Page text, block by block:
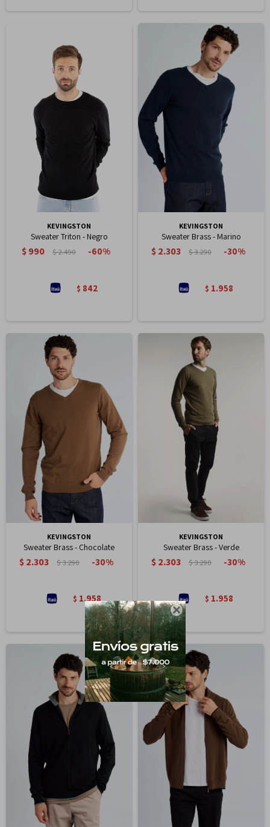

KEVINGSTON
Sweater Triton - Negro
$990 $2.490 60
$ 842
KEVINGSTON
Sweater Brass - Marino
$ 2.303 $3.290 30
$ 1.958
KEVINGSTON
Sweater Brass - Chocolate
$ 2.303 $3.290 30
$ 1.958
KEVINGSTON
Sweater Brass - Verde
$ 2.303 $3.290 30
$ 1.958